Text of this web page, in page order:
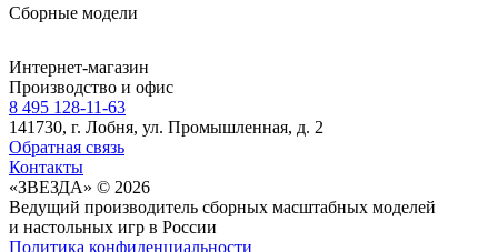
Сборные модели
Интернет-магазин
Производство и офис
8 495 128-11-63
141730, г. Лобня, ул. Промышленная, д. 2
Обратная связь
Контакты
«ЗВЕЗДА» © 2026
Ведущий производитель сборных масштабных моделей
и настольных игр в России
Политика конфиденциальности